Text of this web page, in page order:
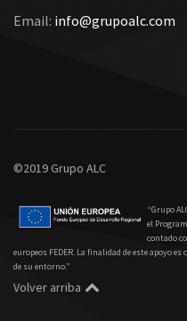
Email: info@grupoalc.com
©2019 Grupo ALC
“Grupo
el
contado
europeos FEDER. La finalidad de este apoyo
de su entorno.”
Volver arriba